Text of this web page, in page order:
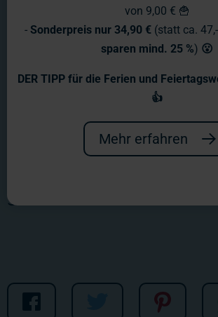
Wochenbericht Nr.
viel geklebt und insgesamt
gemacht.
von 9,00 € 🍟
- Sonderpreis nur 34,90 € (statt ca.
sparen mind. 25 %) 😮
DER TIPP für die Ferien und
👍
Mehr erfahren